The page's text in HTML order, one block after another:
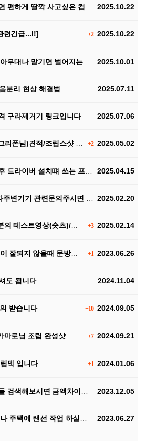
2025.10.22
하게 딸깍 사고싶은 컴퓨터 조합
+22025.10.22
련긴급...!!]
2025.10.01
무대나 맡기면 벌어지는일...
2025.07.11
분리 현상 해결법
2025.07.06
구라제거기 링크입니다
+22025.05.02
)견적/조립스샷 테스트영상입니다
2025.04.15
이버 설치떄 쓰는 프로그램입니…
2025.02.20
관련문의주시면 답변드리니 많…
+32025.02.14
트영상(숏츠)/상세주문내역입니다
+1 2023.06.26
않을때 문방구용 지우개만 있으면 …
2024.11.04
도 됩니다
+102024.09.05
받습니다
+72024.09.21
마로님 조립 완성샷
+1 2024.01.06
덱 입니다
2023.12.05
보시면 금액차이가 클수 있습…
2023.06.27
랜선 작업 하실떄는 플랫타입 랜선…